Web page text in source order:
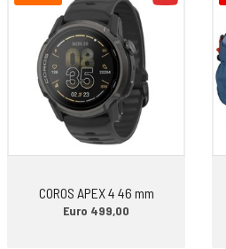
COROS APEX 4 46 mm
Euro 499,00